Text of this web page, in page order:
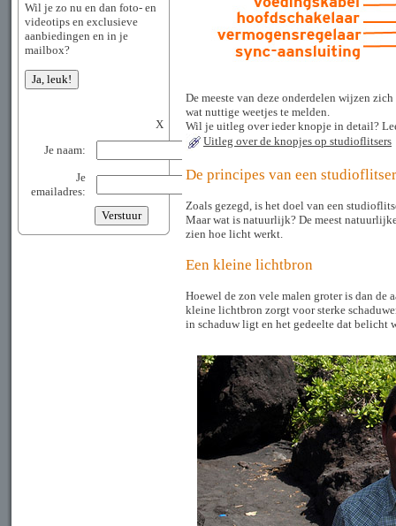
Wil je zo nu en dan foto- en
videotips en exclusieve
aanbiedingen en in je
mailbox?
X
Je naam:
Je
emailadres:
De meeste van deze onderdelen wijzen
wat nuttige weetjes te melden.
Wil je uitleg over ieder knopje in detail?
Uitleg over de knopjes op studioflitsers
De principes van een studioflitser
Zoals gezegd, is het doel van een
Maar wat is natuurlijk? De meest
zien hoe licht werkt.
Een kleine lichtbron
Hoewel de zon vele malen groter is dan de
kleine lichtbron zorgt voor sterke
in schaduw ligt en het gedeelte dat belicht